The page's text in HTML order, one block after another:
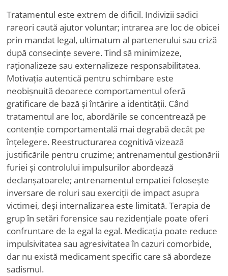
Tratamentul este extrem de dificil. Indivizii sadici
rareori caută ajutor voluntar; intrarea are loc de obicei
prin mandat legal, ultimatum al partenerului sau criză
după consecințe severe. Tind să minimizeze,
raționalizeze sau externalizeze responsabilitatea.
Motivația autentică pentru schimbare este
neobișnuită deoarece comportamentul oferă
gratificare de bază și întărire a identității. Când
tratamentul are loc, abordările se concentrează pe
contenție comportamentală mai degrabă decât pe
înțelegere. Reestructurarea cognitivă vizează
justificările pentru cruzime; antrenamentul gestionării
furiei și controlului impulsurilor abordează
declanșatoarele; antrenamentul empatiei folosește
inversare de roluri sau exerciții de impact asupra
victimei, deși internalizarea este limitată. Terapia de
grup în setări forensice sau rezidențiale poate oferi
confruntare de la egal la egal. Medicația poate reduce
impulsivitatea sau agresivitatea în cazuri comorbide,
dar nu există medicament specific care să abordeze
sadismul.